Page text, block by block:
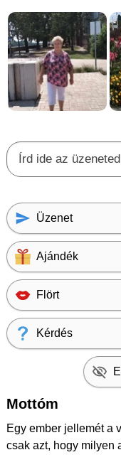
Üzenet
Ajándék
Flört
Kérdés
Mottóm
Egy ember jellemét a
csak azt, hogy milyen